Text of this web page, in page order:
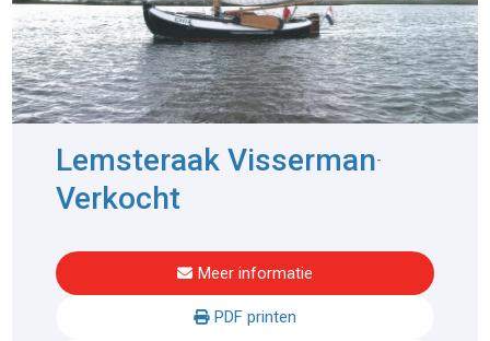
Lemsteraak Visserman-
Verkocht
Meer informatie
PDF printen